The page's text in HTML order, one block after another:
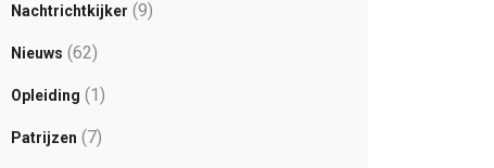
Nachtrichtkijker (9)
Nieuws (62)
Opleiding (1)
Patrijzen (7)